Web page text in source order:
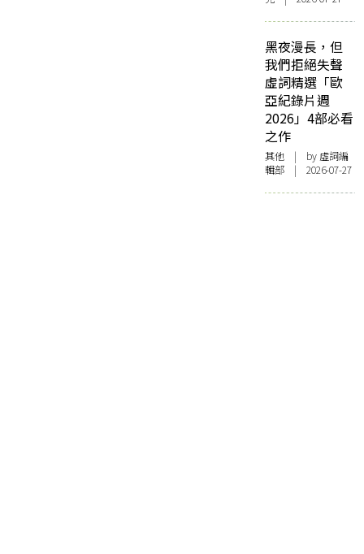
黑夜漫長，但
我們拒絕失聲
虛詞精選「歐
亞紀錄片週
2026」4部必看
之作
其他 | by 虛詞編
輯部 | 2026-07-27